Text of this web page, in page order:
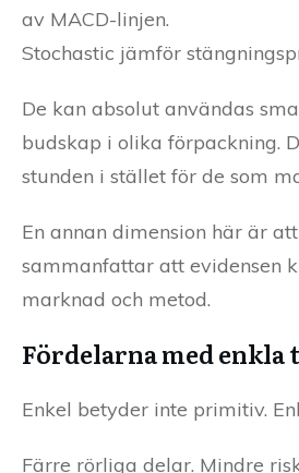
av MACD-linjen.
Stochastic jämför
De kan absolut användas
budskap i olika förpackning.
stunden i stället för de som
En annan dimension här är
sammanfattar att evidensen
marknad och metod.
Fördelarna med
Enkel betyder inte primitiv.
Färre rörliga delar. Mindre